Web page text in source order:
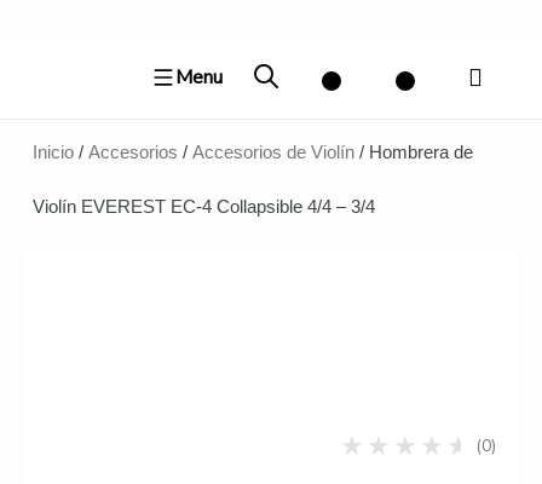
Menu
Inicio/ Accesorios / Accesorios de Violín/ Hombrera de
Violín EVEREST EC-4 Collapsible 4/4 – 3/4
(0)